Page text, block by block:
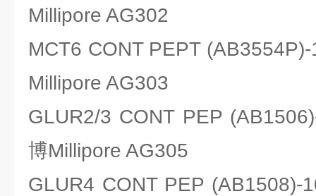
Millipore AG302
MCT6 CONT PEPT
Millipore AG303
GLUR2/3 CONT PEP
博Millipore AG305
GLUR4 CONT PEP (AB1508)-